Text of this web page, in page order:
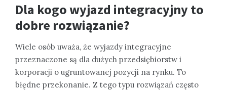
Dla kogo wyjazd integracyjny to
dobre rozwiązanie?
Wiele osób uważa, że wyjazdy integracyjne
przeznaczone są dla dużych przedsiębiorstw i
korporacji o ugruntowanej pozycji na rynku. To
błędne przekonanie. Z tego typu rozwiązań często